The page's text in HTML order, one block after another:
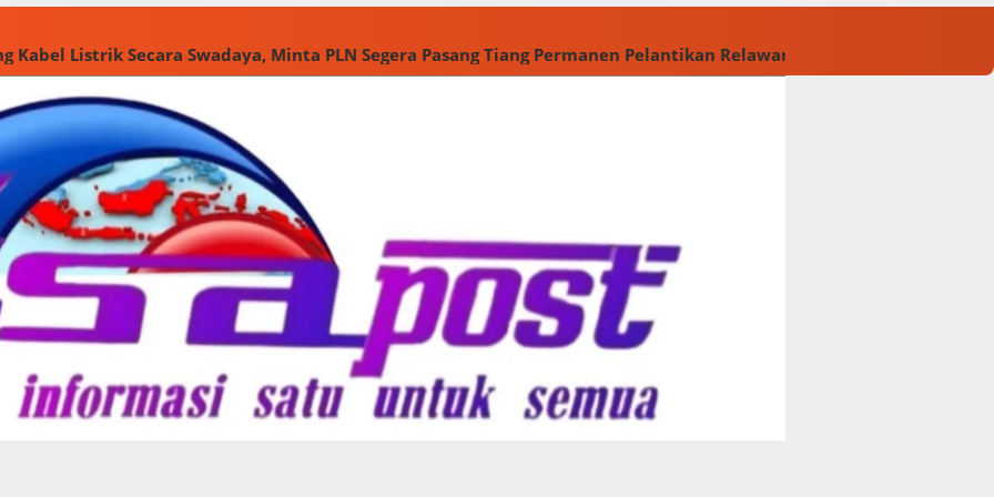
Kabel Listrik Secara Swadaya, Minta PLN Segera Pasang Tiang Permanen Pelantikan Relawan M. Rasyid Rajasa dan